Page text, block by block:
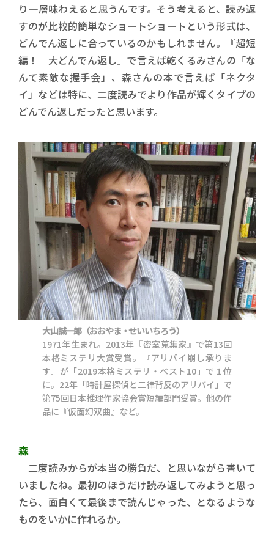
り一層味わえると思うんです。そう考えると、読み返
すのが比較的簡単なショートショートという形式は、
どんでん返しに合っているのかもしれません。『超短
編！ 大どんでん返し』で言えば乾くるみさんの「な
んて素敵な握手会」、森さんの本で言えば「ネクタ
イ」などは特に、二度読みでより作品が輝くタイプの
どんでん返しだったと思います。
大山誠一郎（おおやま・せいいちろう）
1971年生まれ。2013年『密室蒐集家』で第13回
本格ミステリ大賞受賞。『アリバイ崩し承りま
す』が「2019本格ミステリ・ベスト10」で１位
に。22年「時計屋探偵と二律背反のアリバイ」で
第75回日本推理作家協会賞短編部門受賞。他の作
品に『仮面幻双曲』など。
森
二度読みからが本当の勝負だ、と思いながら書いて
いましたね。最初のほうだけ読み返してみようと思っ
たら、面白くて最後まで読んじゃった、となるような
ものをいかに作れるか。